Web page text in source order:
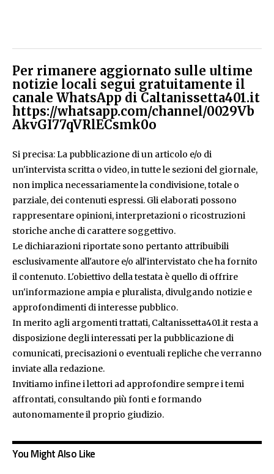
Per rimanere aggiornato sulle ultime
notizie locali segui gratuitamente il
canale WhatsApp di Caltanissetta401.it
https://whatsapp.com/channel/0029Vb
AkvGI77qVRlECsmk0o
Si precisa: La pubblicazione di un articolo e/o di
un'intervista scritta o video, in tutte le sezioni del giornale,
non implica necessariamente la condivisione, totale o
parziale, dei contenuti espressi. Gli elaborati possono
rappresentare opinioni, interpretazioni o ricostruzioni
storiche anche di carattere soggettivo.
Le dichiarazioni riportate sono pertanto attribuibili
esclusivamente all'autore e/o all'intervistato che ha fornito
il contenuto. L'obiettivo della testata è quello di offrire
un'informazione ampia e pluralista, divulgando notizie e
approfondimenti di interesse pubblico.
In merito agli argomenti trattati, Caltanissetta401.it resta a
disposizione degli interessati per la pubblicazione di
comunicati, precisazioni o eventuali repliche che verranno
inviate alla redazione.
Invitiamo infine i lettori ad approfondire sempre i temi
affrontati, consultando più fonti e formando
autonomamente il proprio giudizio.
You Might Also Like